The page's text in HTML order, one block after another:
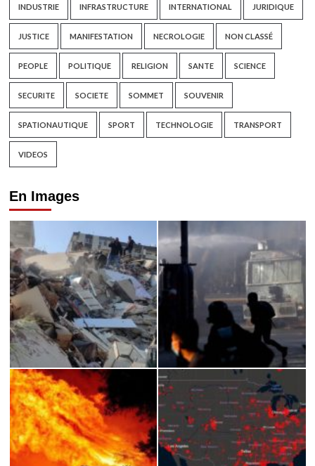
INDUSTRIE INFRASTRUCTURE INTERNATIONAL JURIDIQUE
JUSTICE MANIFESTATION NECROLOGIE NON CLASSÉ
PEOPLE POLITIQUE RELIGION SANTE SCIENCE
SECURITE SOCIETE SOMMET SOUVENIR
SPATIONAUTIQUE SPORT TECHNOLOGIE TRANSPORT
VIDEOS
En Images